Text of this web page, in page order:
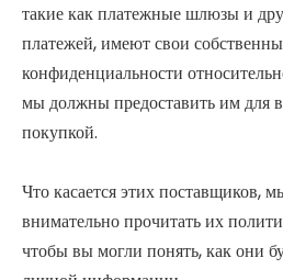
такие как платежные шлюзы и
платежей, имеют свои
конфиденциальности
мы должны предоставить им для
покупкой.
Что касается этих поставщиков,
внимательно прочитать их
чтобы вы могли понять, как они